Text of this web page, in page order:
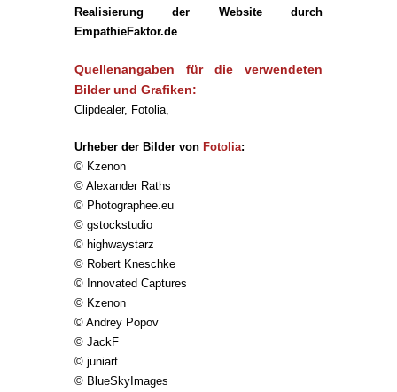
Realisierung der Website durch
EmpathieFaktor.de
Quellenangaben für die verwendeten
Bilder und Grafiken:
Clipdealer, Fotolia,
Urheber der Bilder von Fotolia:
© Kzenon
© Alexander Raths
© Photographee.eu
© gstockstudio
© highwaystarz
© Robert Kneschke
© Innovated Captures
© Kzenon
© Andrey Popov
© JackF
© juniart
© BlueSkyImages